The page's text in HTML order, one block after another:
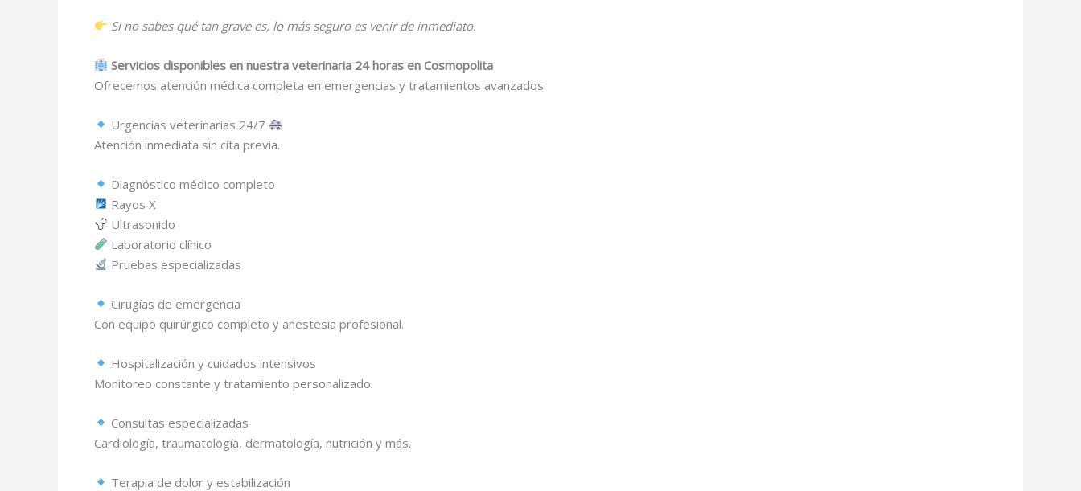
Si no sabes qué tan grave es, lo más seguro es venir de inmediato.
Servicios disponibles en nuestra veterinaria 24 horas en Cosmopolita
Ofrecemos atención médica completa en emergencias y tratamientos avanzados.
Urgencias veterinarias 24/7
Atención inmediata sin cita previa.
Diagnóstico médico completo
Rayos X
Ultrasonido
Laboratorio clínico
Pruebas especializadas
Cirugías de emergencia
Con equipo quirúrgico completo y anestesia profesional.
Hospitalización y cuidados intensivos
Monitoreo constante y tratamiento personalizado.
Consultas especializadas
Cardiología, traumatología, dermatología, nutrición y más.
Terapia de dolor y estabilización